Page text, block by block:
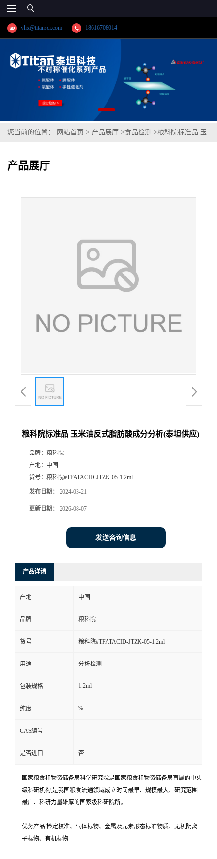
yhx@titansci.com 18616708014
您当前的位置： 网站首页 > 产品展厅 >食品检测 >粮科院标准品 玉
产品展厅
粮科院标准品 玉米油反式脂肪酸成分分析(泰坦供应)
品牌： 粮科院
产地： 中国
货号： 粮科院#TFATACID-JTZK-05-1.2ml
发布日期： 2024-03-21
更新日期： 2026-08-07
发送咨询信息
产品详请
产地 中国
品牌 粮科院
货号 粮科院#TFATACID-JTZK-05-1.2ml
用途 分析检测
包装规格 1.2ml
纯度 %
CAS编号
是否进口 否
国家粮食和物资储备局科学研究院是国家粮食和物资储备局直属的中央
级科研机构,是我国粮食流通领域成立时间最早、规模最大、研究范围
最广、科研力量雄厚的国家级科研院所。
优势产品:检定校准、气体标物、金属及元素形态标准物质、无机阴离
子标物、有机标物